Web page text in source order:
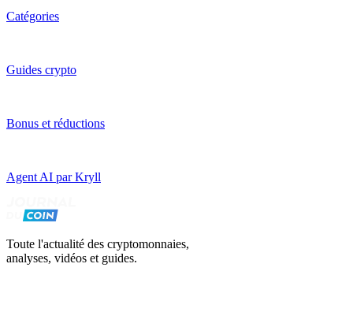
Catégories
Guides crypto
Bonus et réductions
Agent AI par Kryll
Toute l'actualité des cryptomonnaies,
analyses, vidéos et guides.